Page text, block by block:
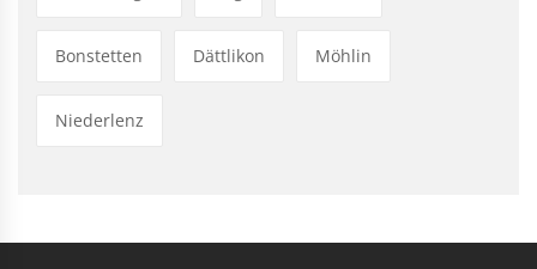
Bonstetten Dättlikon Möhlin
Niederlenz